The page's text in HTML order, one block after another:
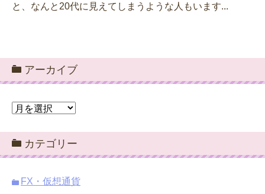
と、なんと20代に見えてしまうような人もいます...
アーカイブ
ア
カ
イ
ブ
カテゴリー
FX・仮想通貨